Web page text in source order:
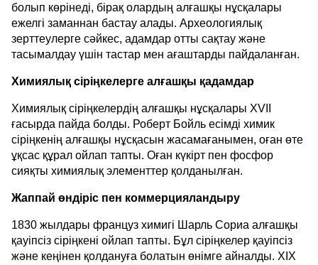
болып көрінеді, бірақ олардың алғашқы нұсқалары
ежелгі заманнан бастау алады. Археологиялық
зерттеулерге сәйкес, адамдар отты сақтау және
тасымалдау үшін тастар мен ағаштарды пайдаланған.
Химиялық сіріңкелерге алғашқы қадамдар
Химиялық сіріңкелердің алғашқы нұсқалары XVII
ғасырда пайда болды. Роберт Бойль есімді химик
сіріңкенің алғашқы нұсқасын жасамағанымен, оған өте
ұқсас құрал ойлап тапты. Оған күкірт пен фосфор
сияқты химиялық элементтер қолданылған.
Жаппай өндіріс пен коммерцияландыру
1830 жылдары француз химигі Шарль Сориа алғашқы
қауіпсіз сіріңкені ойлап тапты. Бұл сіріңкелер қауіпсіз
және кеңінен қолдануға болатын өнімге айналды. XIX